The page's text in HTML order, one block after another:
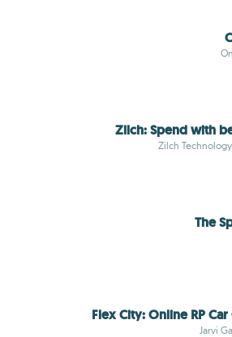
Zilch: Spend with
Zilch
The
Flex City: Online RP
Jarvi